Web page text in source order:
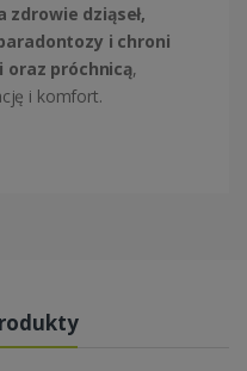
zdrowie dziąseł,
i chroni
oraz próchnicą,
i komfort.